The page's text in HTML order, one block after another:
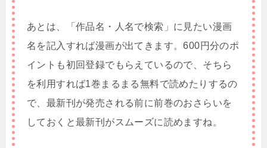
あとは、「作品名・人名で検索」に見たい漫画
名を記入すれば漫画が出てきます。600円分のポ
イントも初回登録でもらえているので、そちら
を利用すれば1巻まるまる無料で読めたりするの
で、最新刊が発売される前に前巻のおさらいを
しておくと最新刊がスムーズに読めますね。